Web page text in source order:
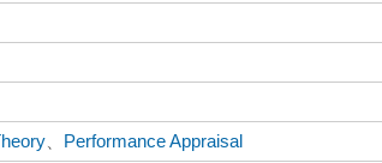
Performance Appraisal